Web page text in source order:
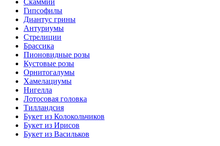
Гипсофилы
Диантус грины
Антуриумы
Стрелиции
Брассика
Пионовидные розы
Кустовые розы
Орнитогалумы
Хамелациумы
Нигелла
Лотосовая головка
Тилландсия
Букет из Колокольчиков
Букет из Ирисов
Букет из Васильков